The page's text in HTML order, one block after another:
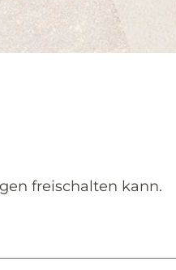
freischalten kann.